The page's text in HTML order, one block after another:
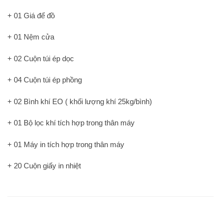
+ 01 Giá để đồ
+ 01 Nệm cửa
+ 02 Cuộn túi ép dọc
+ 04 Cuộn túi ép phồng
+ 02 Bình khí EO ( khối lượng khí 25kg/bình)
+ 01 Bộ lọc khí tích hợp trong thân máy
+ 01 Máy in tích hợp trong thân máy
+ 20 Cuộn giấy in nhiệt